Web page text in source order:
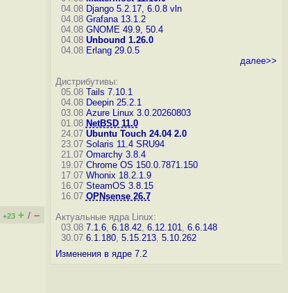
+23 + / –
04.08 Django 5.2.17, 6.0.8 vln
04.08 Grafana 13.1.2
04.08 GNOME 49.9, 50.4
04.08 Unbound 1.26.0
04.08 Erlang 29.0.5
далее>>
Дистрибутивы:
05.08 Tails 7.10.1
04.08 Deepin 25.2.1
03.08 Azure Linux 3.0.20260803
01.08 NetBSD 11.0
24.07 Ubuntu Touch 24.04 2.0
23.07 Solaris 11.4 SRU94
21.07 Omarchy 3.8.4
19.07 Chrome OS 150.0.7871.150
17.07 Whonix 18.2.1.9
16.07 SteamOS 3.8.15
16.07 OPNsense 26.7
Актуальные ядра Linux:
03.08 7.1.6, 6.18.42, 6.12.101, 6.6.148
30.07 6.1.180, 5.15.213, 5.10.262
Изменения в ядре 7.2